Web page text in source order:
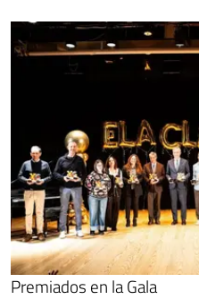
Premiados en la Gala